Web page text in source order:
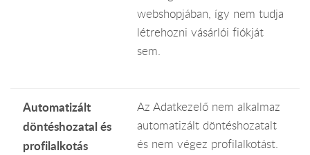
webshopjában, így nem tudja
létrehozni vásárlói fiókját
sem.
Automatizált
döntéshozatal és
profilalkotás
Az Adatkezelő nem alkalmaz
automatizált döntéshozatalt
és nem végez profilalkotást.